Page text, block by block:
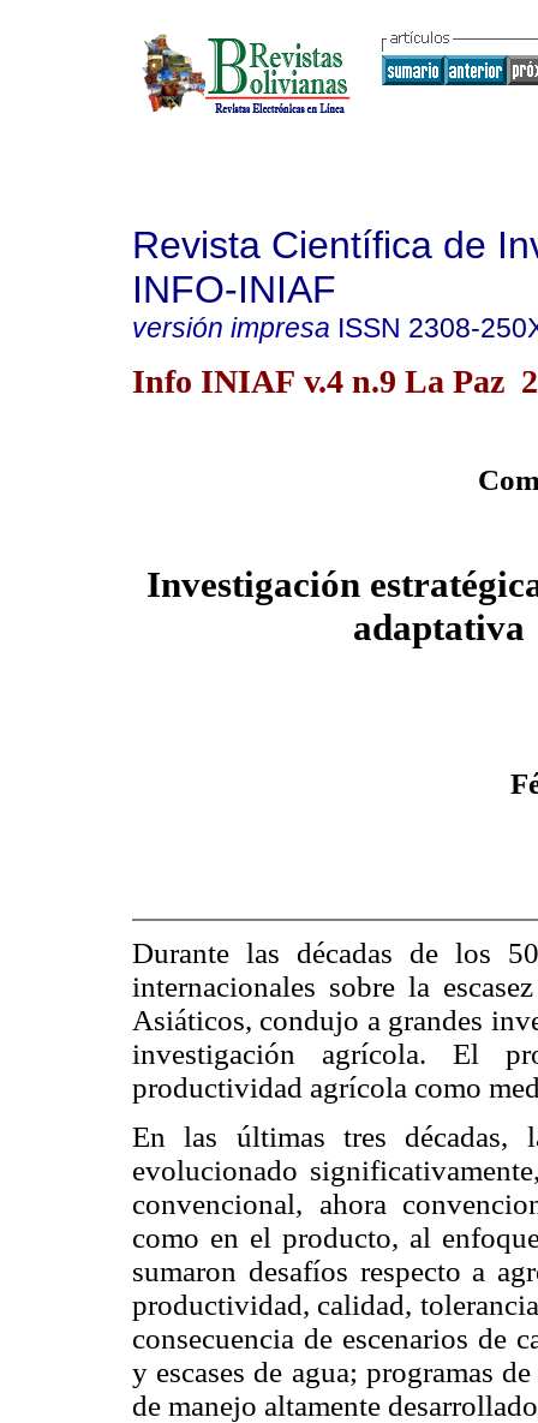
Revista Científica de
INFO-INIAF
versión impresa ISSN 2308-
Info INIAF v.4 n.9 La Paz
Investigación
adaptativa
Durante las décadas de los
internacionales sobre la
Asiáticos, condujo a grandes
investigación agrícola. El
productividad agrícola como
En las últimas tres décadas,
evolucionado
convencional, ahora
como en el producto, al
sumaron desafíos respecto a
productividad, calidad,
consecuencia de escenarios de
y escases de agua; programas
de manejo altamente